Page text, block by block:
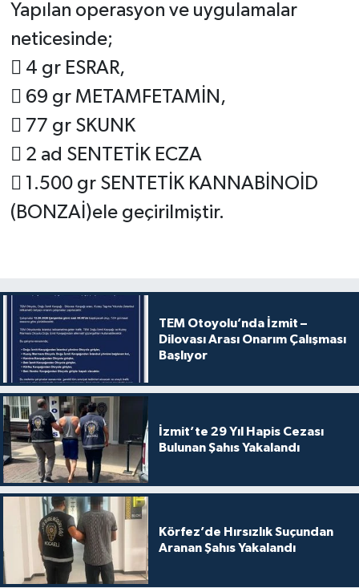
Yapılan operasyon ve uygulamalar
neticesinde;
 4 gr ESRAR,
 69 gr METAMFETAMİN,
 77 gr SKUNK
 2 ad SENTETİK ECZA
 1.500 gr SENTETİK KANNABİNOİD
(BONZAİ)ele geçirilmiştir.
TEM Otoyolu’nda İzmit –
Dilovası Arası Onarım Çalışması
Başlıyor
İzmit’te 29 Yıl Hapis Cezası
Bulunan Şahıs Yakalandı
Körfez’de Hırsızlık Suçundan
Aranan Şahıs Yakalandı